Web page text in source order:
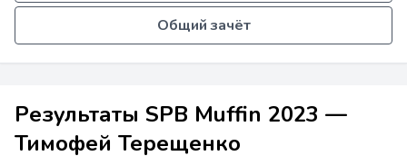
Общий зачёт
Результаты SPB Muffin 2023 —
Тимофей Терещенко